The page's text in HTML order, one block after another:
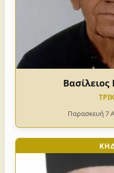
Παρασκευή 7